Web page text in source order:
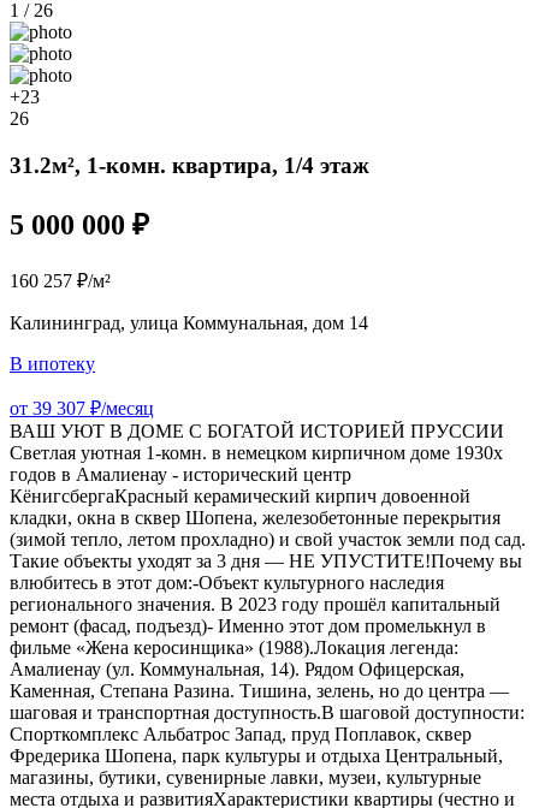
1 / 26
+23
26
31.2м², 1-комн. квартира, 1/4 этаж
5 000 000 ₽
160 257 ₽/м²
Калининград, улица Коммунальная, дом 14
В ипотеку
от 39 307 ₽/месяц
ВАШ УЮТ В ДОМЕ С БОГАТОЙ ИСТОРИЕЙ ПРУССИИ
Светлая уютная 1-комн. в немецком кирпичном доме 1930х
годов в Амалиенау - исторический центр
КёнигсбергаКрасный керамический кирпич довоенной
кладки, окна в сквер Шопена, железобетонные перекрытия
(зимой тепло, летом прохладно) и свой участок земли под сад.
Такие объекты уходят за 3 дня — НЕ УПУСТИТЕ!Почему вы
влюбитесь в этот дом:-Объект культурного наследия
регионального значения. В 2023 году прошёл капитальный
ремонт (фасад, подъезд)- Именно этот дом промелькнул в
фильме «Жена керосинщика» (1988).Локация легенда:
Амалиенау (ул. Коммунальная, 14). Рядом Офицерская,
Каменная, Степана Разина. Тишина, зелень, но до центра —
шаговая и транспортная доступность.В шаговой доступности:
Спорткомплекс Альбатрос Запад, пруд Поплавок, сквер
Фредерика Шопена, парк культуры и отдыха Центральный,
магазины, бутики, сувенирные лавки, музеи, культурные
места отдыха и развитияХарактеристики квартиры (честно и